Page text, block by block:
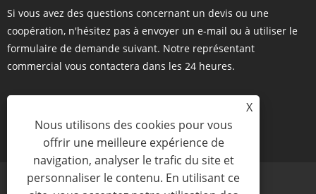
Si vous avez des questions concernant un devis ou une
coopération, n'hésitez pas à envoyer un e-mail ou à utiliser le
formulaire de demande suivant. Notre représentant
commercial vous contactera dans les 24 heures.
ENQUÊTE MAINTENANT
X
Nous utilisons des cookies pour vous
offrir une meilleure expérience de
navigation, analyser le trafic du site et
personnaliser le contenu. En utilisant ce